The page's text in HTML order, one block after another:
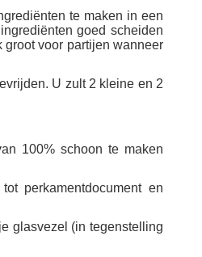
te maken in een
goed scheiden
voor partijen wanneer
U zult 2 kleine en 2
100% schoon te maken
perkamentdocument en
glasvezel (in tegenstelling